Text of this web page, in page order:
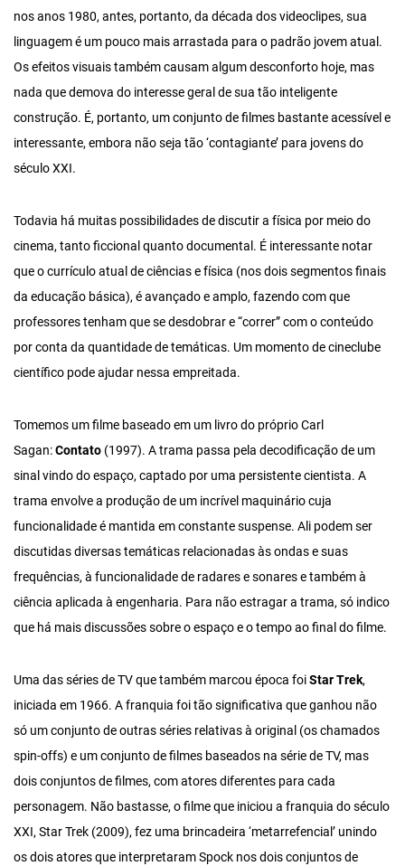
nos anos 1980, antes, portanto, da década dos videoclipes, sua
linguagem é um pouco mais arrastada para o padrão jovem atual.
Os efeitos visuais também causam algum desconforto hoje, mas
nada que demova do interesse geral de sua tão inteligente
construção. É, portanto, um conjunto de filmes bastante acessível e
interessante, embora não seja tão ‘contagiante’ para jovens do
século XXI.
Todavia há muitas possibilidades de discutir a física por meio do
cinema, tanto ficcional quanto documental. É interessante notar
que o currículo atual de ciências e física (nos dois segmentos finais
da educação básica), é avançado e amplo, fazendo com que
professores tenham que se desdobrar e “correr” com o conteúdo
por conta da quantidade de temáticas. Um momento de cineclube
científico pode ajudar nessa empreitada.
Tomemos um filme baseado em um livro do próprio Carl
Sagan:Contato (1997). A trama passa pela decodificação de um
sinal vindo do espaço, captado por uma persistente cientista. A
trama envolve a produção de um incrível maquinário cuja
funcionalidade é mantida em constante suspense. Ali podem ser
discutidas diversas temáticas relacionadas às ondas e suas
frequências, à funcionalidade de radares e sonares e também à
ciência aplicada à engenharia. Para não estragar a trama, só indico
que há mais discussões sobre o espaço e o tempo ao final do filme.
Uma das séries de TV que também marcou época foiStar Trek,
iniciada em 1966. A franquia foi tão significativa que ganhou não
só um conjunto de outras séries relativas à original (os chamados
spin-offs) e um conjunto de filmes baseados na série de TV, mas
dois conjuntos de filmes, com atores diferentes para cada
personagem. Não bastasse, o filme que iniciou a franquia do século
XXI, Star Trek (2009), fez uma brincadeira ‘metarrefencial’ unindo
os dois atores que interpretaram Spock nos dois conjuntos de